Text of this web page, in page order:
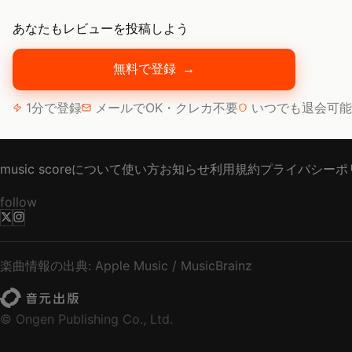
あなたもレビューを投稿しよう
無料で登録 →
1分で登録 メールでOK・クレカ不要 いつでも退会可能
music scoreについて使い方お知らせ利用規約プライバシーポ
follow
楽曲情報の出典: Apple Music / MusicBrainz
© Ongen Publishing Co., Ltd.